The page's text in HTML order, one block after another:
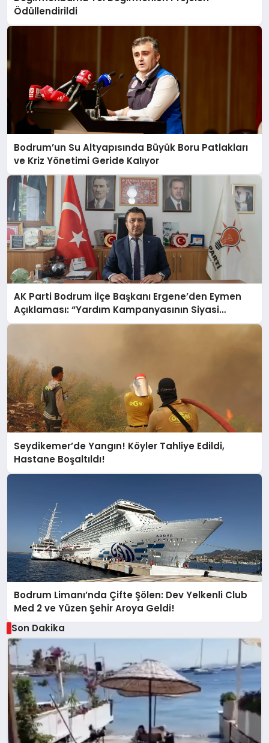
Ödüllendirildi
Bodrum’un Su Altyapısında Büyük Boru Patlakları
ve Kriz Yönetimi Geride Kalıyor
AK Parti Bodrum İlçe Başkanı Ergene’den Eymen
Açıklaması: “Yardım Kampanyasının Siyasi
Malzeme Yapılmasını Kınıyorum”
Seydikemer’de Yangın! Köyler Tahliye Edildi,
Hastane Boşaltıldı!
Bodrum Limanı’nda Çifte Şölen: Dev Yelkenli Club
Med 2 ve Yüzen Şehir Aroya Geldi!
Son Dakika